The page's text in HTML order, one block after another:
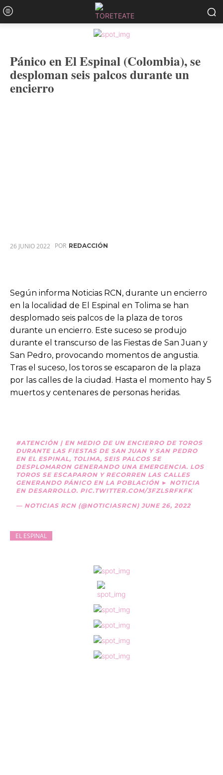
Pánico en El Espinal (Colombia), se
desploman seis palcos durante un
encierro
26 JUNIO 2022 POR REDACCIÓN
Según informa Noticias RCN, durante un encierro
en la localidad de El Espinal en Tolima se han
desplomado seis palcos de la plaza de toros
durante un encierro. Este suceso se produjo
durante el transcurso de las Fiestas de San Juan y
San Pedro, provocando momentos de angustia.
Tras el suceso, los toros se escaparon de la plaza
por las calles de la ciudad. Hasta el momento hay 5
muertos y centenares de personas heridas.
#ATENCIÓN | EN MEDIO DE UN ENCIERRO DE TOROS
DURANTE LAS FIESTAS DE SAN JUAN Y SAN PEDRO
EN EL ESPINAL, TOLIMA, SEIS PALCOS SE
DESPLOMARON GENERANDO UNA EMERGENCIA. LOS
TOROS SE ESCAPARON Y RECORREN LAS CALLES
GENERANDO PÁNICO EN LA POBLACIÓN ► NOTICIA
EN DESARROLLO. PIC.TWITTER.COM/3FZLSRFKFK
— NOTICIAS RCN (@NOTICIASRCN)JUNE 26, 2022
EL ESPINAL